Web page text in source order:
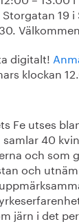
Storgatan 19
digitalt!
klockan
Fe utses
40
och som
och
järn i det